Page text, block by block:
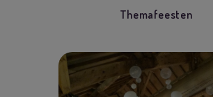
Themafeesten